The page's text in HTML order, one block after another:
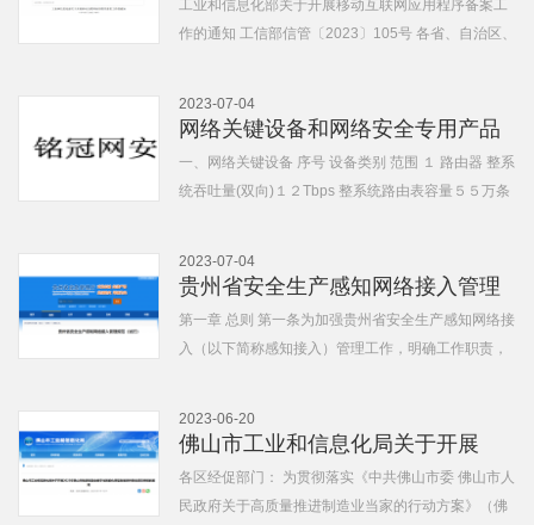
网应用程序备案工作的通知...
工业和信息化部关于开展移动互联网应用程序备案工
作的通知 工信部信管〔2023〕105号 各省、自治区、
2023-07-04
网络关键设备和网络安全专用产品
目录
一、网络关键设备 序号 设备类别 范围 １ 路由器 整系
统吞吐量(双向)１２Tbps 整系统路由表容量５５万条
2023-07-04
贵州省安全生产感知网络接入管理
规范（试行）
第一章 总则 第一条为加强贵州省安全生产感知网络接
入（以下简称感知接入）管理工作，明确工作职责，
2023-06-20
佛山市工业和信息化局关于开展
2023年佛山市推进制造业数字化
智...
各区经促部门： 为贯彻落实《中共佛山市委 佛山市人
民政府关于高质量推进制造业当家的行动方案》（佛